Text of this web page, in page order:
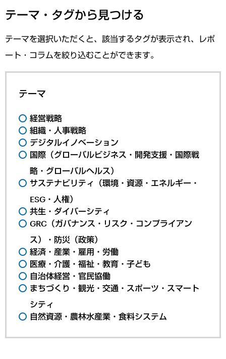
テーマ・タグから見つける
テーマを選択いただくと、該当するタグが表示され、レポ
ート・コラムを絞り込むことができます。
テーマ
経営戦略
組織・人事戦略
デジタルイノベーション
国際（グローバルビジネス・開発支援・国際戦
略・グローバルヘルス）
サステナビリティ（環境・資源・エネルギー・
ESG・人権）
共生・ダイバーシティ
GRC（ガバナンス・リスク・コンプライアン
ス）・防災（政策）
経済・産業・雇用・労働
医療・介護・福祉・教育・子ども
自治体経営・官民協働
まちづくり・観光・交通・スポーツ・スマート
シティ
自然資源・農林水産業・食料システム